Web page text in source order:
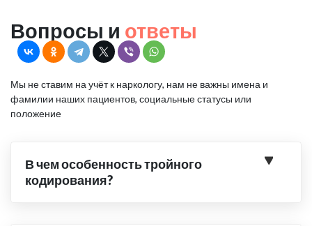
Вопросы и ответы
Мы не ставим на учёт к наркологу, нам не важны имена и
фамилии наших пациентов, социальные статусы или
положение
В чем особенность тройного
кодирования?